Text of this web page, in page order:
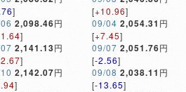
]
2,098.46円
]
2,141.13円
]
2,142.07円
]
[+10.96]
09/04 2,054.31 円
[+7.45]
09/07 2,051.76円
[-2.56]
09/08 2,038.11 円
[-13.65]